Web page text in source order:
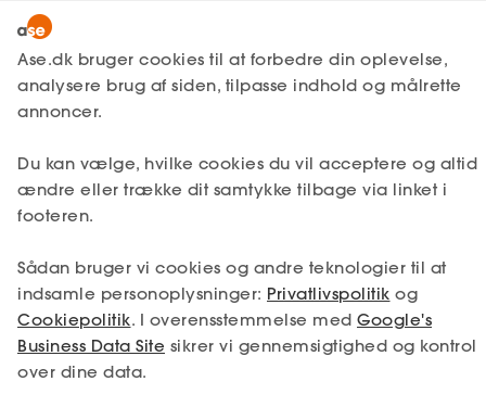
MitAse
Ase Selvstændig
Dokumenter.dk
Lønmodtager
A-kasse
Fagforening
Lønsikring
Få svar
Selvstændig
Studerende
Lønmodtager Få svar Sygdom Viden om stress
Stress på arbejdspladsen
arbejdsrelateret stress på jobbet, og det er
meget individuelt, hvad der skaber stress,
samt hvordan man påvirkes.
Ase.dk bruger cookies til at forbedre din oplevelse,
analysere brug af siden, tilpasse indhold og målrette
annoncer.
Du kan vælge, hvilke cookies du vil acceptere og altid
ændre eller trække dit samtykke tilbage via linket i
footeren.
Sådan bruger vi cookies og andre teknologier til at
indsamle personoplysninger: Privatlivspolitik og
Cookiepolitik. I overensstemmelse med Google's
Business Data Site sikrer vi gennemsigtighed og kontrol
over dine data.